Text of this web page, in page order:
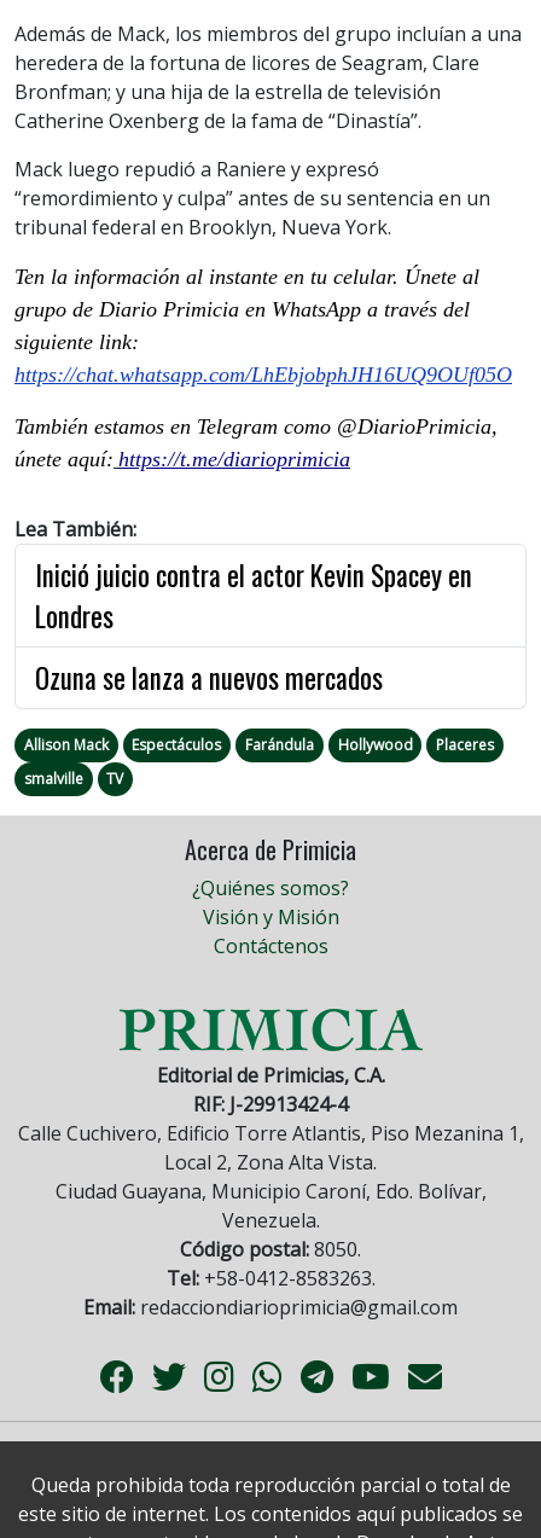
Además de Mack, los miembros del grupo incluían a una
heredera de la fortuna de licores de Seagram, Clare
Bronfman; y una hija de la estrella de televisión
Catherine Oxenberg de la fama de “Dinastía”.
Mack luego repudió a Raniere y expresó
“remordimiento y culpa” antes de su sentencia en un
tribunal federal en Brooklyn, Nueva York.
Ten la información al instante en tu celular. Únete al
grupo de Diario Primicia en WhatsApp a través del
siguiente link:
https://chat.whatsapp.com/LhEbjobphJH16UQ9OUf05O
También estamos en Telegram como @DiarioPrimicia,
únete aquí: https://t.me/diarioprimicia
Lea También:
Inició juicio contra el actor Kevin Spacey en
Londres
Ozuna se lanza a nuevos mercados
Allison Mack Espectáculos Farándula Hollywood
Placeres
smalville
TV
Acerca de Primicia
¿Quiénes somos?
Visión y Misión
Contáctenos
Editorial de Primicias, C.A.
RIF: J-29913424-4
Calle Cuchivero, Edificio Torre Atlantis, Piso Mezanina 1,
Local 2, Zona Alta Vista.
Ciudad Guayana, Municipio Caroní, Edo. Bolívar,
Venezuela.
Código postal:8050.
Tel:+58-0412-8583263.
Email: redacciondiarioprimicia@gmail.com
Queda prohibida toda reproducción parcial o total de
este sitio de internet. Los contenidos aquí publicados se